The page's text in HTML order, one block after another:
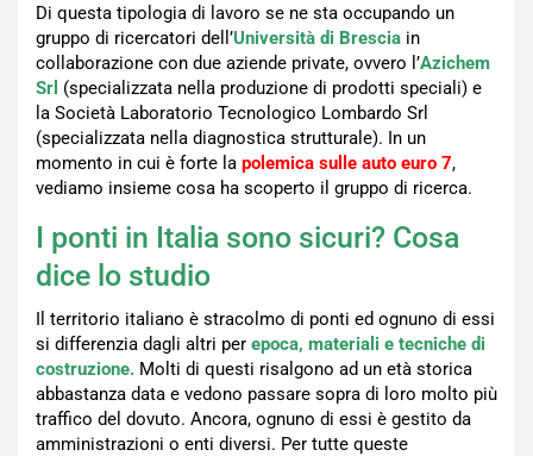
Di questa tipologia di lavoro se ne sta occupando un
gruppo di ricercatori dell’Università di Brescia in
collaborazione con due aziende private, ovvero l’Azichem
Srl (specializzata nella produzione di prodotti speciali) e
la Società Laboratorio Tecnologico Lombardo Srl
(specializzata nella diagnostica strutturale). In un
momento in cui è forte la polemica sulle auto euro 7,
vediamo insieme cosa ha scoperto il gruppo di ricerca.
I ponti in Italia sono sicuri? Cosa
dice lo studio
Il territorio italiano è stracolmo di ponti ed ognuno di essi
si differenzia dagli altri per epoca, materiali e tecniche di
costruzione. Molti di questi risalgono ad un età storica
abbastanza data e vedono passare sopra di loro molto più
traffico del dovuto. Ancora, ognuno di essi è gestito da
amministrazioni o enti diversi. Per tutte queste